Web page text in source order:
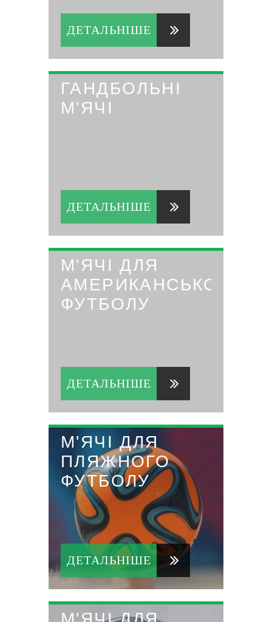
ДЕТАЛЬНІШЕ
ГАНДБОЛЬНІ
М'ЯЧІ
ДЕТАЛЬНІШЕ
М'ЯЧІ ДЛЯ
АМЕРИКАНСЬКОГО
ФУТБОЛУ
ДЕТАЛЬНІШЕ
М'ЯЧІ ДЛЯ
ПЛЯЖНОГО
ФУТБОЛУ
ДЕТАЛЬНІШЕ